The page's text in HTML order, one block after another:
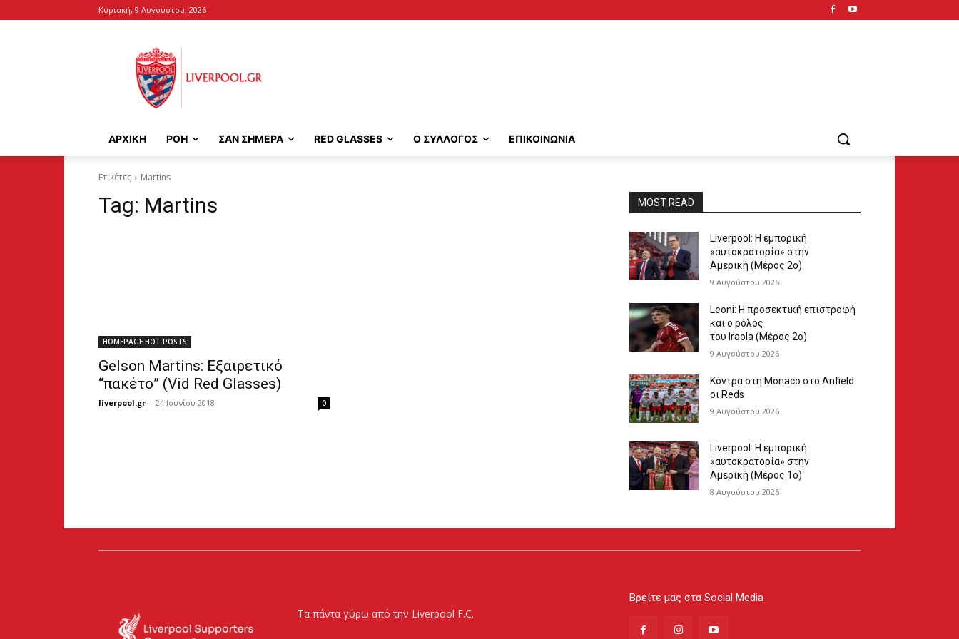
Κυριακή, 9 Αυγούστου, 2026
ΑΡΧΙΚΉ ΡΟΗ ΣΑΝ ΣΗΜΕΡΑ RED GLASSES Ο ΣΥΛΛΟΓΟΣ ΕΠΙΚΟΙΝΩΝΙΑ
Ετικέτες Martins
Tag: Martins
HOMEPAGE HOT POSTS
Gelson Martins: Εξαιρετικό
“πακέτο” (Vid Red Glasses)
liverpool.gr - 24 Ιουνίου 2018 0
MOST READ
Liverpool: Η εμπορική
«αυτοκρατορία» στην
Αμερική (Μέρος 2ο)
9 Αυγούστου 2026
Leoni: Η προσεκτική επιστροφή
και ο ρόλος
του Iraola (Μέρος 2ο)
9 Αυγούστου 2026
Κόντρα στη Monaco στο Anfield
οι Reds
9 Αυγούστου 2026
Liverpool: Η εμπορική
«αυτοκρατορία» στην
Αμερική (Μέρος 1ο)
8 Αυγούστου 2026
Τα πάντα γύρω από την Liverpool F.C.
Βρείτε μας στα Social Media